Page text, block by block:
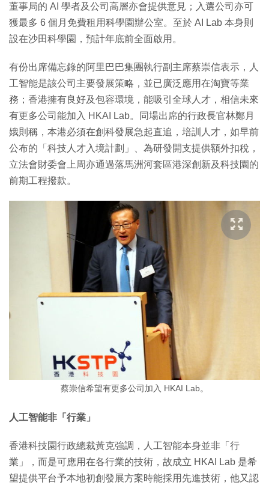
董事局的 AI 學者及公司高層亦會提供意見；入選公司亦可
獲最多 6 個月免費租用科學園辦公室。至於 AI Lab 本身則
設在沙田科學園，預計年底前全面啟用。
有份出席備忘錄的阿里巴巴集團執行副主席蔡崇信表示，人
工智能是該公司主要發展策略，並已廣泛應用在淘寶等業
務；香港擁有良好及包容環境，能吸引全球人才，相信未來
有更多公司能加入 HKAI Lab。同場出席的行政長官林鄭月
娥則稱，本港必須在創科發展急起直追，培訓人才，如早前
公布的「科技人才入境計劃」、為研發開支提供額外扣稅，
立法會財委會上周亦通過落馬洲河套區港深創新及科技園的
前期工程撥款。
蔡崇信希望有更多公司加入 HKAI Lab。
人工智能非「行業」
香港科技園行政總裁黃克強調，人工智能本身並非「行
業」，而是可應用在各行業的技術，故成立 HKAI Lab 是希
望提供平台予本地初創發展方案時能採用先進技術，他又認